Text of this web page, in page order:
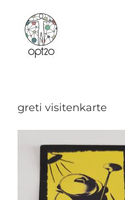
springen
greti visitenkarte